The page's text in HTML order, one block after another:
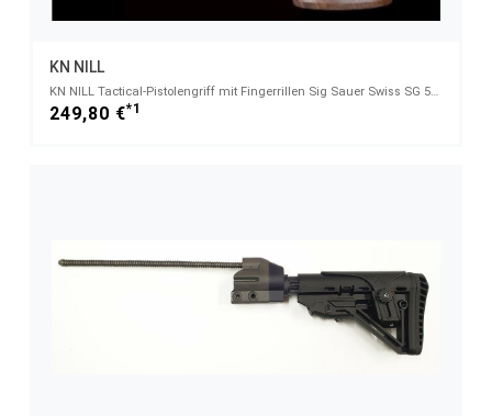
KN NILL
KN NILL Tactical-Pistolengriff mit Fingerrillen Sig Sauer Swiss SG 550/551/552/553/ Stgw 90/90 PE
249,80 €*1